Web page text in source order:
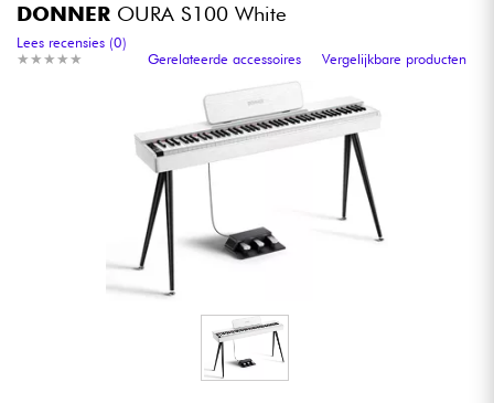
Versterker & Effecten
Toetsenbord & Piano
Synths & samplers
Home-studio
Hoofdtelefoon
DONNER OURA S100 White
★ ★ ★ ★ ★
★ ★ ★ ★ ★
Lees recensies (0)
Gerelateerde accessoires
Vergelijkbare producten